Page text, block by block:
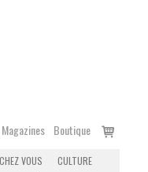
Magazines Boutique
Voir
VOUS
CULTURE